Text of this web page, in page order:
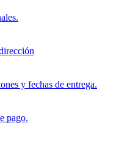
y fechas de entrega.
pago.